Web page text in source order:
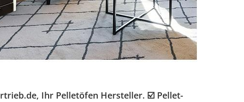
Ihr Pelletöfen Hersteller. ☑️ Pellet-